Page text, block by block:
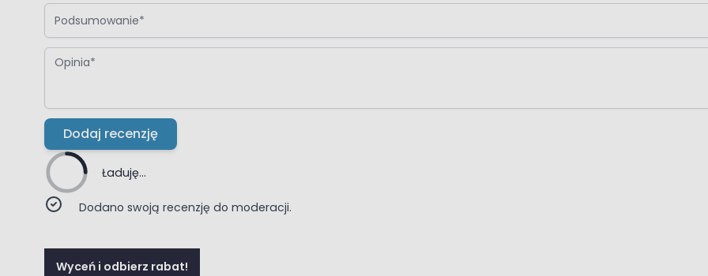
Podsumowanie
Opinia
Dodaj recenzję
Ładuję...
Dodano swoją recenzję do moderacji.
Wyceń i odbierz rabat!